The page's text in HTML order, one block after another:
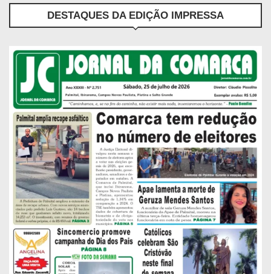
DESTAQUES DA EDIÇÃO IMPRESSA